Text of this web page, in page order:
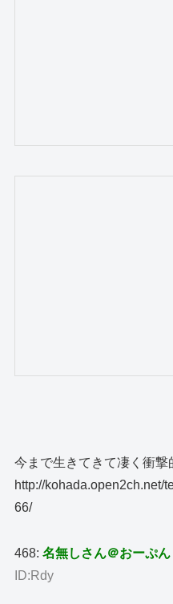
今まで生きてきて凄く衝撃
http://kohada.open2ch.net/
66/
468:名無しさん＠おーぷん
ID:Rdy